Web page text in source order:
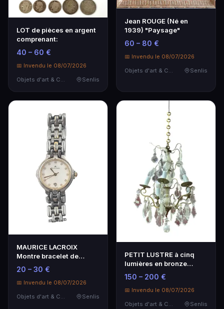
LOT de pièces en argent
comprenant:
40 – 60 €
📅 Invendu le 08/07/2026
Objets d'art & Curiosités
Senlis
Jean ROUGE (Né en
1939) "Paysage"
60 – 80 €
📅 Invendu le 08/07/2026
Senlis
MAURICE LACROIX
Montre bracelet de
dame, le cadran à fond
en…
20 – 30 €
📅 Invendu le 08/07/2026
Senlis
PETIT LUSTRE à cinq
lumières en bronze
agrémenté de
pendeloq…
150 – 200 €
📅 Invendu le 08/07/2026
Objets d'art & Curiosités
Senlis